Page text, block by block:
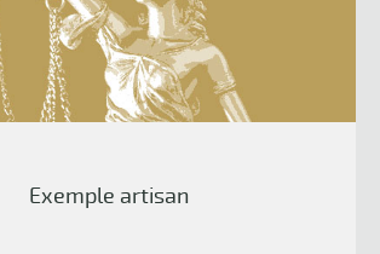
Exemple artisan